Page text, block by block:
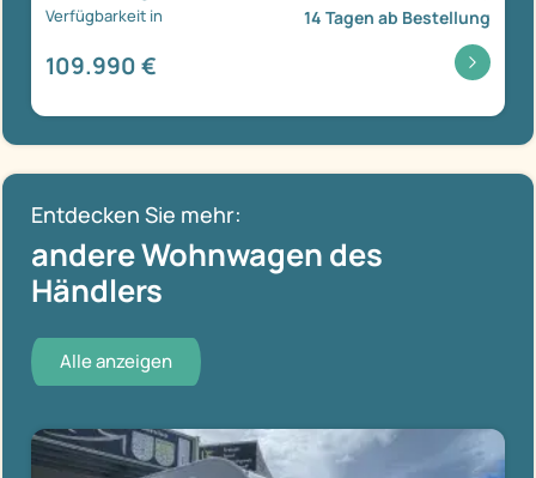
Verfügbarkeit in 14 Tagen ab Bestellung
109.990 €
Entdecken Sie mehr:
andere Wohnwagen des
Händlers
Alle anzeigen